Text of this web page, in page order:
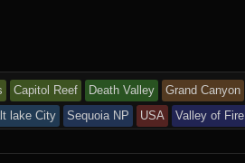
Capitol Reef Death Valley Grand Canyon
lake City Sequoia NP USA Valley of Fire